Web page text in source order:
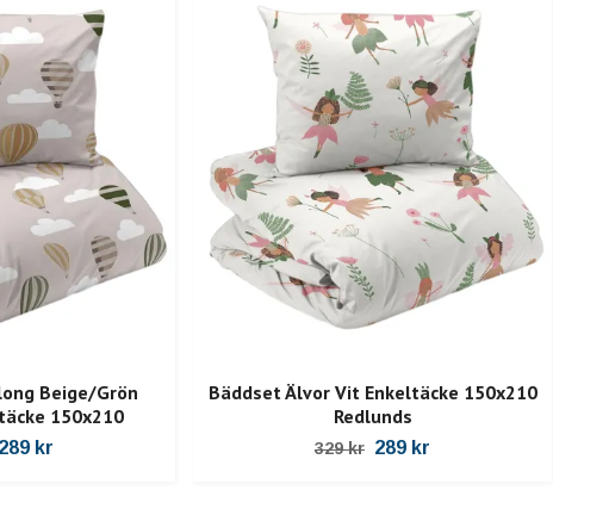
Beige/Grön
150x210
289 kr
Bäddset Älvor Vit Enkeltäcke 150x210
Redlunds
329 kr 289 kr